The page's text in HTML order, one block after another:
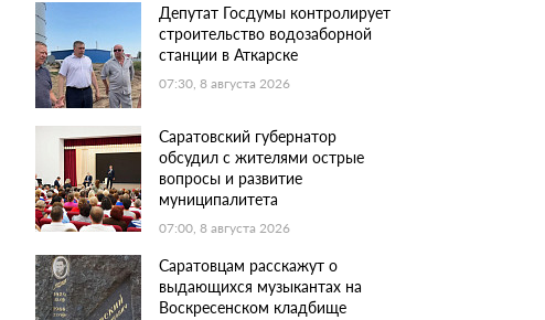
Депутат Госдумы контролирует
строительство водозаборной
станции в Аткарске
07:30, 8 августа 2026
Саратовский губернатор
обсудил с жителями острые
вопросы и развитие
муниципалитета
07:00, 8 августа 2026
Саратовцам расскажут о
выдающихся музыкантах на
Воскресенском кладбище